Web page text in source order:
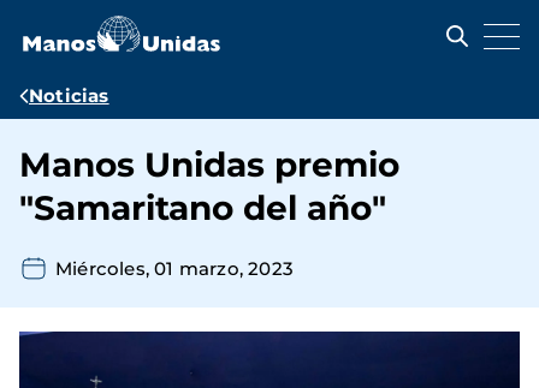
contenido
Ruta
navegación
Noticias
Manos Unidas premio
"Samaritano del año"
Miércoles, 01 marzo, 2023